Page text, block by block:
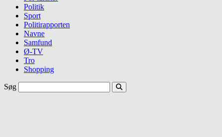
Politik
Sport
Politirapporten
Navne
Samfund
Ø-TV
Tro
Shopping
Søg